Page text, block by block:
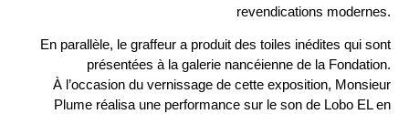
revendications modernes.
En parallèle, le graffeur a produit des toiles inédites qui sont
présentées à la galerie nancéienne de la Fondation.
À l’occasion du vernissage de cette exposition, Monsieur
Plume réalisa une performance sur le son de Lobo EL en